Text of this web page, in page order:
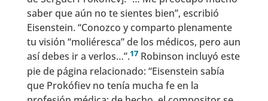
saber que aún no te sientes bien”, escribió
Eisenstein. “Conozco y comparto plenamente
tu visión “moliéresca” de los médicos, pero aun
así debes ir a verlos…”.17Robinson incluyó este
pie de página relacionado: “Eisenstein sabía
que Prokófiev no tenía mucha fe en la